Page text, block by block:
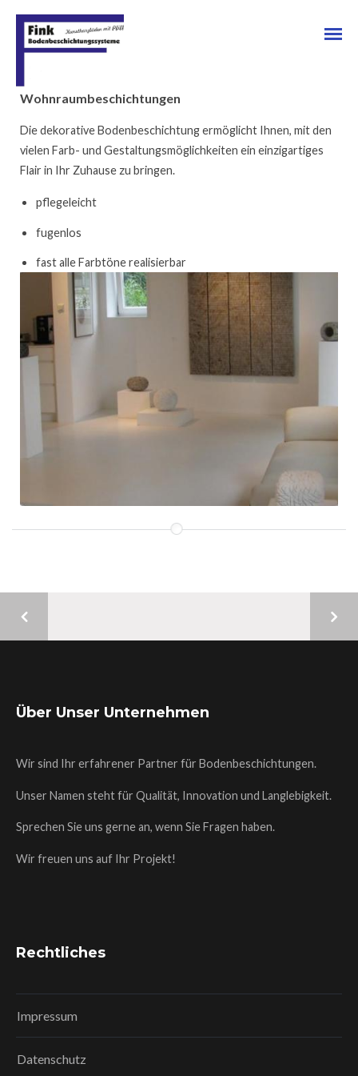
STEINTEPPICHE
WOHNRAUMBESCHICHTUNGEN
INDUSTRIEBESCHICHTUNGEN
PARKHAUSBESCHICHTUNGEN
Wohnraumbeschichtungen
Die dekorative Bodenbeschichtung ermöglicht Ihnen, mit den
vielen Farb- und Gestaltungsmöglichkeiten ein einzigartiges
Flair in Ihr Zuhause zu bringen.
pflegeleicht
fugenlos
fast alle Farbtöne realisierbar
Über Unser Unternehmen
Wir sind Ihr erfahrener Partner für Bodenbeschichtungen.
Unser Namen steht für Qualität, Innovation und Langlebigkeit.
Sprechen Sie uns gerne an, wenn Sie Fragen haben.
Wir freuen uns auf Ihr Projekt!
Rechtliches
Impressum
Datenschutz